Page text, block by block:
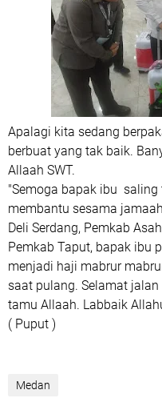
Apalagi kita sedang
berbuat yang tak baik.
Allaah SWT.
"Semoga bapak ibu
membantu sesama
Deli Serdang, Pemkab
Pemkab Taput, bapak ibu
menjadi haji mabrur
saat pulang. Selamat
tamu Allaah. Labbaik
( Puput )
Medan